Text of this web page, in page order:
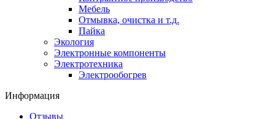
Мебель
Отмывка, очистка и т.д.
Пайка
Экология
Электронные компоненты
Электротехника
Электрообогрев
Информация
Отзывы